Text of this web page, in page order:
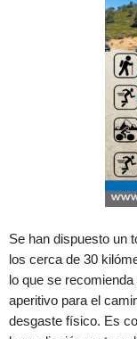
Se han dispuesto un
los cerca de 30
lo que se
aperitivo para el
desgaste físico. Es